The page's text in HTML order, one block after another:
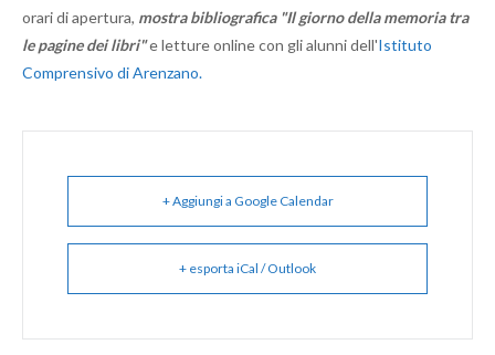
orari di apertura, mostra bibliografica "Il giorno della memoria tra
le pagine dei libri"e letture online con gli alunni dell'Istituto
Comprensivo di Arenzano.
+ Aggiungi a Google Calendar
+ esporta iCal / Outlook